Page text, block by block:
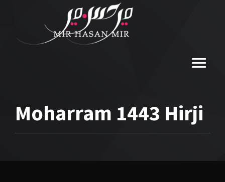
Moharram 1443 Hirji